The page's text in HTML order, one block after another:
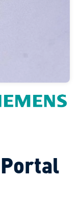
Portal